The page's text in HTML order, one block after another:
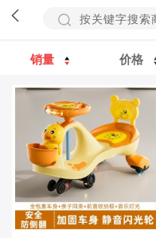
销量 价格